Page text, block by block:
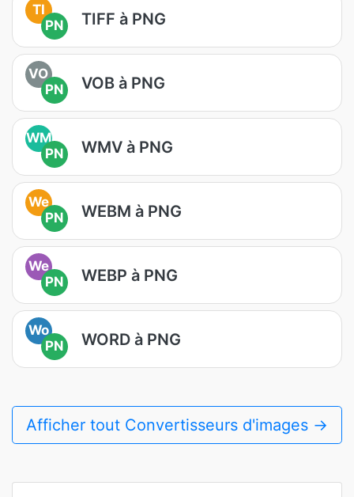
TI
PN
TIFF à PNG
VO
PN
VOB à PNG
WM
PN
WMV à PNG
We
PN
WEBM à PNG
We
PN
WEBP à PNG
Wo
PN
WORD à PNG
Afficher tout Convertisseurs d'images →